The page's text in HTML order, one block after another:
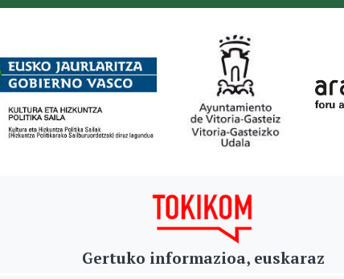
Gertuko informazioa, euskaraz